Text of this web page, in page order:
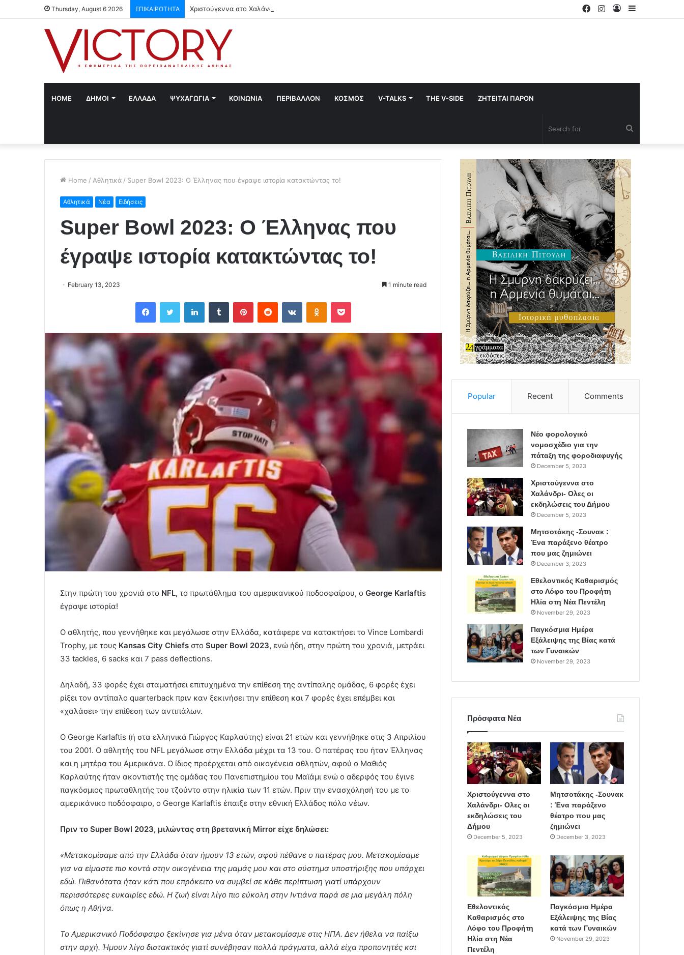
Thursday, August 6 2026 ΕΠΙΚΑΙΡΟΤΗΤΑ Χριστούγεννα στο Χαλάνδρι- Ολες οι εκδηλώσεις του Δήμου
Log
Instagram
Facebook
HOME ΔΗΜΟΙ ΕΛΛΑΔΑ ΨΥΧΑΓΩΓΙΑ ΚΟΙΝΩΝΙΑ ΠΕΡΙΒΑΛΛΟΝ ΚΟΣΜΟΣ V-TALKS THE V-SIDE ΖΗΤΕΙΤΑΙ ΠΑΡΟΝ
Home / Αθλητικά / Super Bowl 2023: Ο Έλληνας που έγραψε ιστορία κατακτώντας το!
Αθλητικά Νέα Ειδήσεις
Super Bowl 2023: Ο Έλληνας που
έγραψε ιστορία κατακτώντας το!
February 13, 2023 1 minute read
Στην πρώτη του χρονιά στο NFL, το πρωτάθλημα του αμερικανικού ποδοσφαίρου, ο George Karlaftis
έγραψε ιστορία!
Ο αθλητής, που γεννήθηκε και μεγάλωσε στην Ελλάδα, κατάφερε να κατακτήσει το Vince Lombardi
Trophy, με τους Kansas City Chiefs στο Super Bowl 2023, ενώ ήδη, στην πρώτη του χρονιά, μετράει
33 tackles, 6 sacks και 7 pass deflections.
Δηλαδή, 33 φορές έχει σταματήσει επιτυχημένα την επίθεση της αντίπαλης ομάδας, 6 φορές έχει
ρίξει τον αντίπαλο quarterback πριν καν ξεκινήσει την επίθεση και 7 φορές έχει επέμβει και
«χαλάσει» την επίθεση των αντιπάλων.
Ο George Karlaftis (ή στα ελληνικά Γιώργος Καρλαύτης) είναι 21 ετών και γεννήθηκε στις 3 Απριλίου
του 2001. Ο αθλητής του NFL μεγάλωσε στην Ελλάδα μέχρι τα 13 του. Ο πατέρας του ήταν Έλληνας
και η μητέρα του Αμερικάνα. Ο ίδιος προέρχεται από οικογένεια αθλητών, αφού ο Μαθιός
Καρλαύτης ήταν ακοντιστής της ομάδας του Πανεπιστημίου του Μαϊάμι ενώ ο αδερφός του έγινε
παγκόσμιος πρωταθλητής του τζούντο στην ηλικία των 11 ετών. Πριν την ενασχόλησή του με το
αμερικάνικο ποδόσφαιρο, ο George Karlaftis έπαιξε στην εθνική Ελλάδος πόλο νέων.
Πριν το Super Bowl 2023, μιλώντας στη βρετανική Mirror είχε δηλώσει:
«Μετακομίσαμε από την Ελλάδα όταν ήμουν 13 ετών, αφού πέθανε ο πατέρας μου. Μετακομίσαμε
για να είμαστε πιο κοντά στην οικογένεια της μαμάς μου και στο σύστημα υποστήριξης που υπάρχει
εδώ. Πιθανότατα ήταν κάτι που επρόκειτο να συμβεί σε κάθε περίπτωση γιατί υπάρχουν
περισσότερες ευκαιρίες εδώ. Η ζωή είναι λίγο πιο εύκολη στην Ιντιάνα παρά σε μια μεγάλη πόλη
όπως η Αθήνα.
Το Αμερικανικό Ποδόσφαιρο ξεκίνησε για μένα όταν μετακομίσαμε στις ΗΠΑ. Δεν ήθελα να παίξω
στην αρχή. Ήμουν λίγο διστακτικός γιατί συνέβησαν πολλά πράγματα, αλλά είχα προπονητές και
Popular Recent Comments
Νέο φορολογικό
νομοσχέδιο για την
πάταξη της φοροδιαφυγής
December 5, 2023
Χριστούγεννα στο
Χαλάνδρι- Ολες οι
εκδηλώσεις του Δήμου
December 5, 2023
Μητσοτάκης -Σουνακ :
Ένα παράξενο θέατρο
που μας ζημιώνει
December 3, 2023
Εθελοντικός Καθαρισμός
στο Λόφο του Προφήτη
Ηλία στη Νέα Πεντέλη
November 29, 2023
Παγκόσμια Ημέρα
Εξάλειψης της Βίας κατά
των Γυναικών
November 29, 2023
Πρόσφατα Νέα
Χριστούγεννα στο
Χαλάνδρι- Ολες οι
εκδηλώσεις του
Δήμου
December 5, 2023
Μητσοτάκης -Σουνακ
: Ένα παράξενο
θέατρο που μας
ζημιώνει
December 3, 2023
Εθελοντικός
Καθαρισμός στο
Λόφο του Προφήτη
Ηλία στη Νέα
Πεντέλη
Παγκόσμια Ημέρα
Εξάλειψης της Βίας
κατά των Γυναικών
November 29, 2023